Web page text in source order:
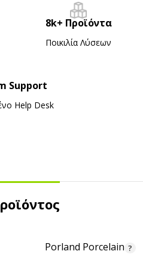
8k+ Προϊόντα
Ποικιλία Λύσεων
Support
Ηelp Desk
Porland Porcelain